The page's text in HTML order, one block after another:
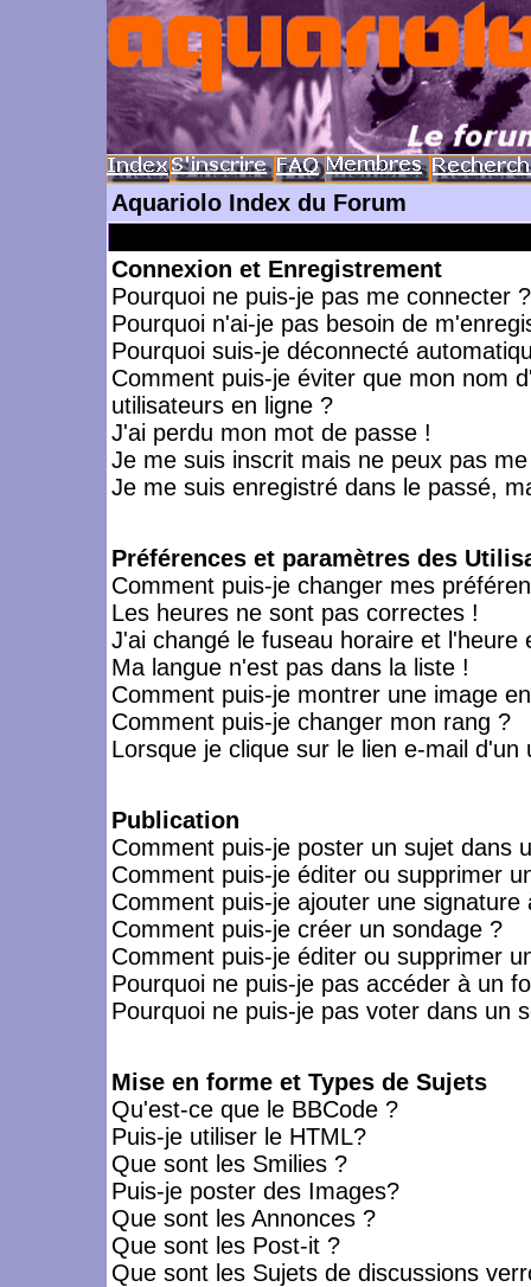
Aquariolo Index du Forum
Connexion et Enregistrement
Pourquoi ne puis-je pas me connecter ?
Pourquoi n'ai-je pas besoin de
Pourquoi suis-je déconnecté
Comment puis-je éviter que mon nom
utilisateurs en ligne ?
J'ai perdu mon mot de passe !
Je me suis inscrit mais ne peux pas
Je me suis enregistré dans le passé,
Préférences et paramètres des
Comment puis-je changer mes
Les heures ne sont pas correctes !
J'ai changé le fuseau horaire et l'heure
Ma langue n'est pas dans la liste !
Comment puis-je montrer une image
Comment puis-je changer mon rang ?
Lorsque je clique sur le lien e-mail
Publication
Comment puis-je poster un sujet dans
Comment puis-je éditer ou supprimer
Comment puis-je ajouter une signature
Comment puis-je créer un sondage ?
Comment puis-je éditer ou supprimer
Pourquoi ne puis-je pas accéder à un
Pourquoi ne puis-je pas voter dans un
Mise en forme et Types de Sujets
Qu'est-ce que le BBCode ?
Puis-je utiliser le HTML?
Que sont les Smilies ?
Puis-je poster des Images?
Que sont les Annonces ?
Que sont les Post-it ?
Que sont les Sujets de discussions